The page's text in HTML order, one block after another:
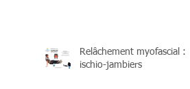
Relâchement myofascial :
ischio-jambiers